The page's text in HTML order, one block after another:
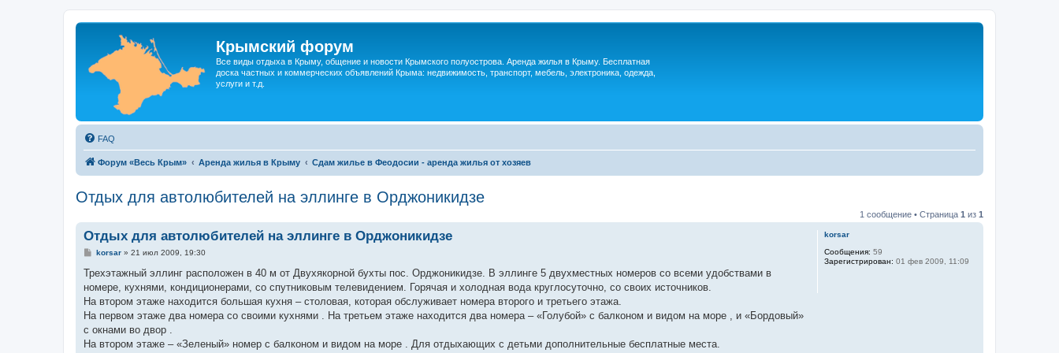
Крымский форум
Все виды отдыха в Крыму, общение и новости Крымского полуострова. Аренда жилья в Крыму. Бесплатная
доска частных и коммерческих объявлений Крыма: недвижимость, транспорт, мебель, электроника, одежда,
услуги и т.д.
FAQ
Форум «Весь Крым» Аренда жилья в Крыму Сдам жилье в Феодосии - аренда жилья от хозяев
Отдых для автолюбителей на эллинге в Орджоникидзе
1 сообщение • Страница 1 из 1
korsar
Сообщения: 59
Зарегистрирован: 01 фев 2009, 11:09
Отдых для автолюбителей на эллинге в Орджоникидзе
С
о
щ
е
и
е
korsar» 21 июл 2009, 19:30
Трехэтажный эллинг расположен в 40 м от Двухякорной бухты пос. Орджоникидзе. В эллинге 5 двухместных номеров со всеми удобствами в
номере, кухнями, кондиционерами, со спутниковым телевидением. Горячая и холодная вода круглосуточно, со своих источников.
На втором этаже находится большая кухня – столовая, которая обслуживает номера второго и третьего этажа.
На первом этаже два номера со своими кухнями . На третьем этаже находится два номера – «Голубой» с балконом и видом на море , и «Бордовый»
с окнами во двор .
На втором этаже – «Зеленый» номер с балконом и видом на море . Для отдыхающих с детьми дополнительные бесплатные места.